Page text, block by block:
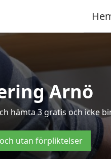
Arnö
hämta 3 gratis och icke
utan förpliktelser